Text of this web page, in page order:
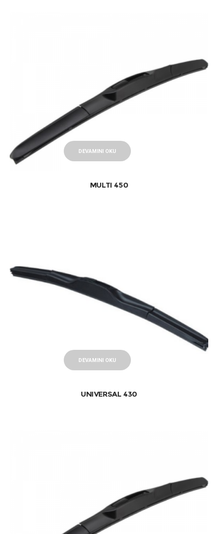
DEVAMINI OKU
MULTI 450
DEVAMINI OKU
UNIVERSAL 430